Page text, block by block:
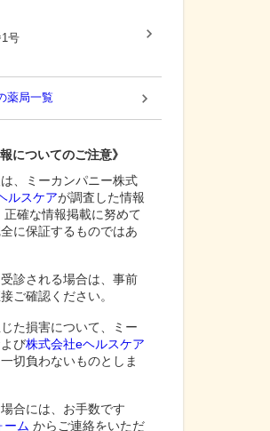
号
薬局一覧
についてのご注意》
、ミーカンパニー株式
ルスケアが調査した情報
確な情報掲載に努めて
に保証するものではあ
診される場合は、事前
ご確認ください。
た損害について、ミー
び株式会社eヘルスケア
切負わないものとしま
合には、お手数です
ーム からご連絡をいただ